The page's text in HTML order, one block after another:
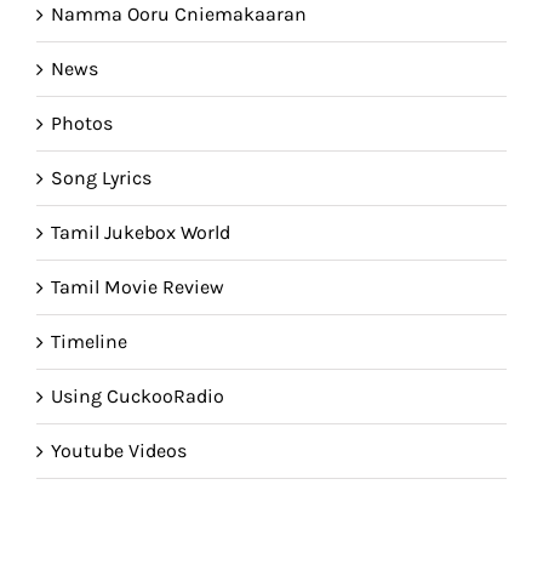
Namma Ooru Cniemakaaran
News
Photos
Song Lyrics
Tamil Jukebox World
Tamil Movie Review
Timeline
Using CuckooRadio
Youtube Videos